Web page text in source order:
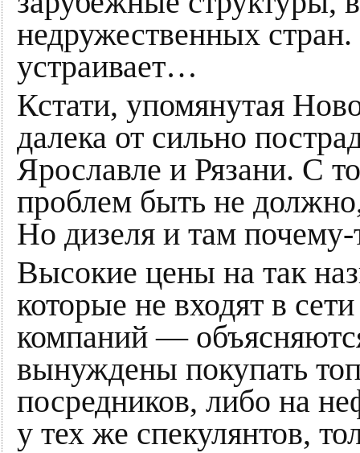
недружественных
устраивает…
Кстати, упомянутая
далека от сильно
Ярославле и Рязани. С
проблем быть не
Но дизеля и там почему-
Высокие цены на так
которые не входят в
компаний —
вынуждены покупать
посредников, либо на
у тех же спекулянтов,